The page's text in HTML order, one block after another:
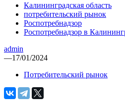
Калининградская область
потребительский рынок
Роспотребнадзор
Роспотребнадзор в
admin
—17/01/2024
Потребительский рынок